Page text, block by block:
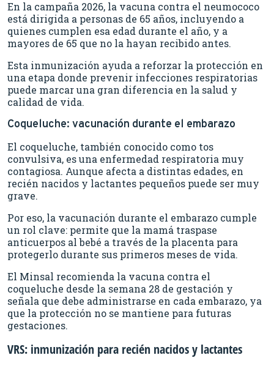
En la campaña 2026, la vacuna contra el neumococo
está dirigida a personas de 65 años, incluyendo a
quienes cumplen esa edad durante el año, y a
mayores de 65 que no la hayan recibido antes.
Esta inmunización ayuda a reforzar la protección en
una etapa donde prevenir infecciones respiratorias
puede marcar una gran diferencia en la salud y
calidad de vida.
Coqueluche: vacunación durante el embarazo
El coqueluche, también conocido como tos
convulsiva, es una enfermedad respiratoria muy
contagiosa. Aunque afecta a distintas edades, en
recién nacidos y lactantes pequeños puede ser muy
grave.
Por eso, la vacunación durante el embarazo cumple
un rol clave: permite que la mamá traspase
anticuerpos al bebé a través de la placenta para
protegerlo durante sus primeros meses de vida.
El Minsal recomienda la vacuna contra el
coqueluche desde la semana 28 de gestación y
señala que debe administrarse en cada embarazo, ya
que la protección no se mantiene para futuras
gestaciones.
VRS: inmunización para recién nacidos y lactantes